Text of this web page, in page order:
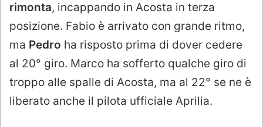
rimonta, incappando in Acosta in terza
posizione. Fabio è arrivato con grande ritmo,
ma Pedro ha risposto prima di dover cedere
al 20° giro. Marco ha sofferto qualche giro di
troppo alle spalle di Acosta, ma al 22° se ne è
liberato anche il pilota ufficiale Aprilia.